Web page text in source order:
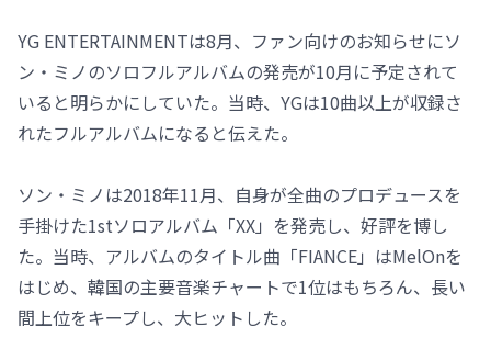
YG ENTERTAINMENTは8月、ファン向けのお知らせにソ
ン・ミノのソロフルアルバムの発売が10月に予定されて
いると明らかにしていた。当時、YGは10曲以上が収録さ
れたフルアルバムになると伝えた。
ソン・ミノは2018年11月、自身が全曲のプロデュースを
手掛けた1stソロアルバム「XX」を発売し、好評を博し
た。当時、アルバムのタイトル曲「FIANCE」はMelOnを
はじめ、韓国の主要音楽チャートで1位はもちろん、長い
間上位をキープし、大ヒットした。